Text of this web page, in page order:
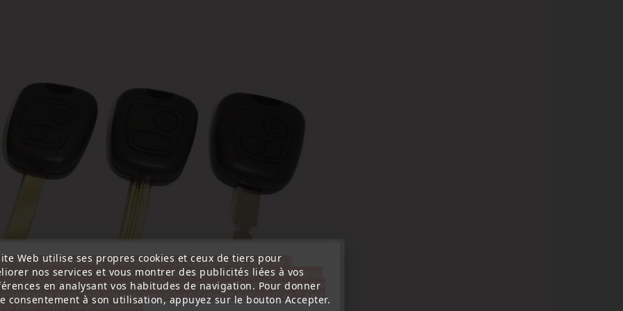
Web utilise ses propres cookies et ceux de tiers pour
nos services et vous montrer des publicités liées à vos
en analysant vos habitudes de navigation. Pour donner
consentement à son utilisation, appuyez sur le bouton Accepter.
notre société sera fermée pour congés du 10 aout au 1
inclus. Pour cette raison les commandes sont traitées jusqu'au
14H00. Pour le service réparation nous devons réceptionner votre
avant le 6 aout pour qu'elle soit réexpédiée avant le 7 aout.
pour votre compréhension»